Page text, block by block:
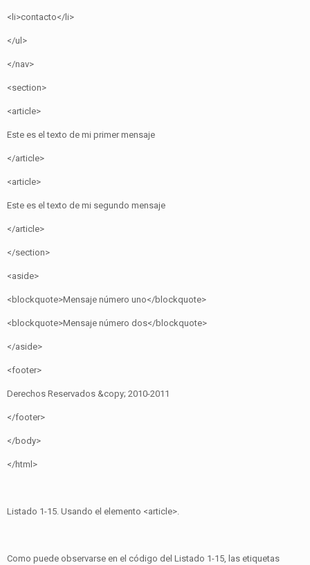
<li>contacto</li>
</ul>
</nav>
<section>
<article>
Este es el texto de mi primer mensaje
</article>
<article>
Este es el texto de mi segundo mensaje
</article>
</section>
<aside>
<blockquote>Mensaje número uno</blockquote>
<blockquote>Mensaje número dos</blockquote>
</aside>
<footer>
Derechos Reservados &copy; 2010-2011
</footer>
</body>
</html>
Listado 1-15. Usando el elemento <article>.
Como puede observarse en el código del Listado 1-15, las etiquetas